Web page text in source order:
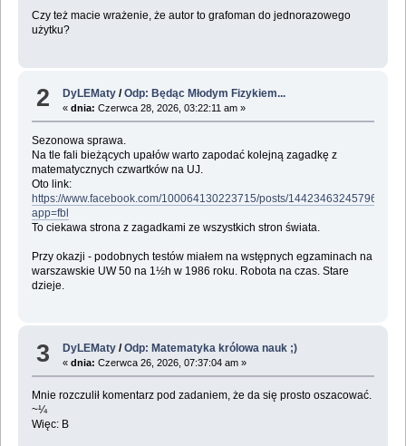
Czy też macie wrażenie, że autor to grafoman do jednorazowego
użytku?
2 DyLEMaty /Odp: Będąc Młodym Fizykiem...
«dnia: Czerwca 28, 2026, 03:22:11 am »
Sezonowa sprawa.
Na tle fali bieżących upałów warto zapodać kolejną zagadkę z
matematycznych czwartków na UJ.
Oto link:
https://www.facebook.com/100064130223715/posts/1442346324579695/?
app=fbl
To ciekawa strona z zagadkami ze wszystkich stron świata.
Przy okazji - podobnych testów miałem na wstępnych egzaminach na
warszawskie UW 50 na 1½h w 1986 roku. Robota na czas. Stare
dzieje.
3 DyLEMaty /Odp: Matematyka królowa nauk ;)
«dnia: Czerwca 26, 2026, 07:37:04 am »
Mnie rozczulił komentarz pod zadaniem, że da się prosto oszacować.
~¼
Więc: B